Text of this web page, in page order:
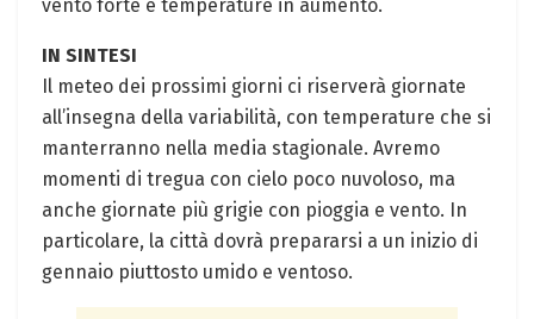
vento‌ forte e temperature in aumento.
IN SINTESI
Il meteo dei prossimi giorni ci riserverà giornate
all’insegna della variabilità, ⁤con temperature che si
​manterranno nella‍ media stagionale. Avremo
momenti di tregua con cielo poco nuvoloso, ‌ma
anche giornate ⁣più grigie con ⁣pioggia e vento. In
particolare, ⁣la città dovrà⁢ prepararsi a un inizio di
gennaio piuttosto umido e ventoso.